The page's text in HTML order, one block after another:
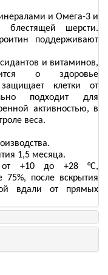
и Омега-3 и
шерсти.
поддерживают
и витаминов,
о здоровье
клетки от
подходит для
активностью, в
веса.
1,5 месяца.
от +10 до +28 °C,
75%, после вскрытия
вдали от прямых